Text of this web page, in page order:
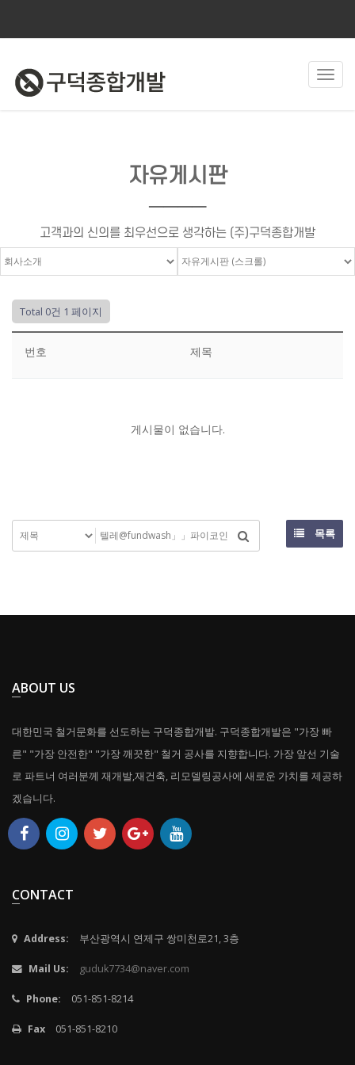
자유게시판
────
고객과의 신의를 최우선으로 생각하는 (주)구덕종합개발
Total 0건 1 페이지
번호 제목
게시물이 없습니다.
목록
ABOUT US
대한민국 철거문화를 선도하는 구덕종합개발. 구덕종합개발은 "가장 빠
른" "가장 안전한" "가장 깨끗한" 철거 공사를 지향합니다. 가장 앞선 기술
로 파트너 여러분께 재개발,재건축, 리모델링공사에 새로운 가치를 제공하
겠습니다.
CONTACT
Address: 부산광역시 연제구 쌍미천로21, 3층
Mail Us: guduk7734@naver.com
Phone: 051-851-8214
Fax 051-851-8210